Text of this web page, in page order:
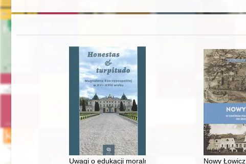
Uwagi o edukacji moralnej synów szlacheckich w XVI-
Nowy